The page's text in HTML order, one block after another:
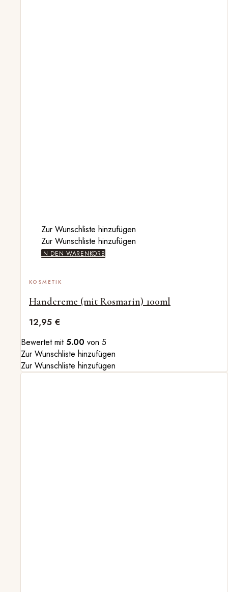
Zur Wunschliste hinzufügen
Zur Wunschliste hinzufügen
IN DEN WARENKORB
KOSMETIK
Handcreme (mit Rosmarin) 100ml
12,95 €
Bewertet mit 5.00 von 5
Zur Wunschliste hinzufügen
Zur Wunschliste hinzufügen